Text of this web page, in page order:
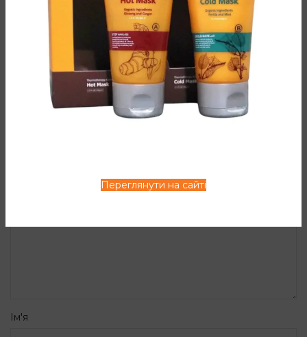
Переглянути на сайті
Старше
ЗАЛИШИТИ ВІДПОВІДЬ
Ваша e-mail адреса не оприлюднюватиметься.
Ім'я